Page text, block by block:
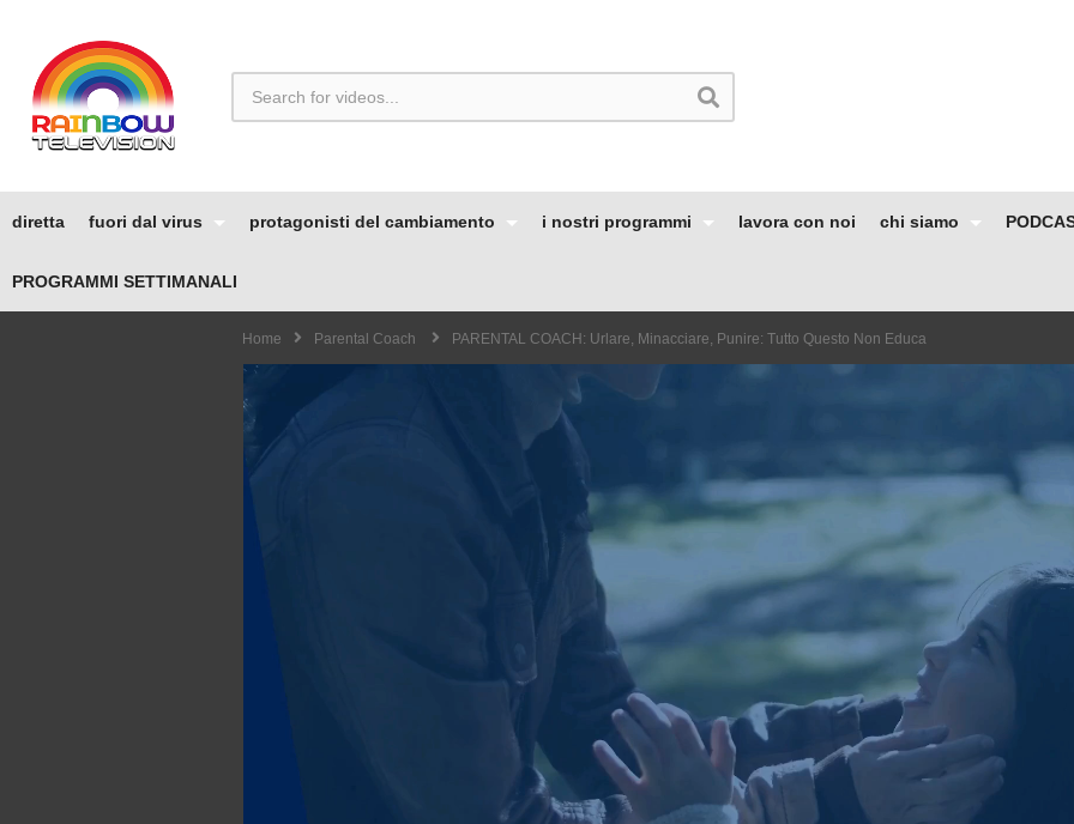
diretta fuori dal virus protagonisti del cambiamento i nostri programmi lavora con noi chi siamo
PROGRAMMI SETTIMANALI
Home Parental Coach PARENTAL COACH: Urlare, Minacciare, Punire: Tutto Questo Non Educa